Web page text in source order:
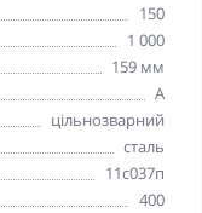
150
1 000
159 мм
А
цільнозварний
сталь
11с037п
400